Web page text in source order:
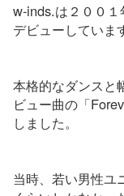
w-inds.は２００
デビューしていま
本格的なダンスと
ビュー曲の「
しました。
当時、若い男性ユ